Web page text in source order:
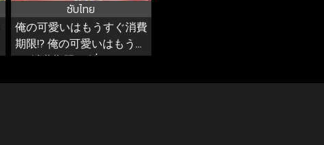
ซับไทย
俺の可愛いはもうすぐ消費
期限!? 俺の可愛いはもうす
ぐ消費期限!? ซีซั่น 1 EP.1-8